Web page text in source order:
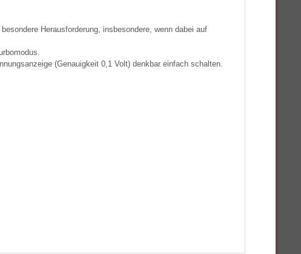
Herausforderung, insbesondere, wenn dabei auf
(Genauigkeit 0,1 Volt) denkbar einfach schalten.